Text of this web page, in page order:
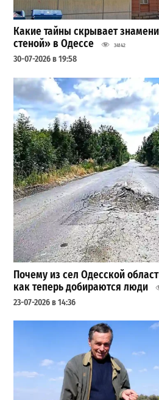
Какие тайны скрывает
стеной» в Одессе
34142
30-07-2026 в 19:58
Почему из сел Одесской
как теперь добираются люди
23-07-2026 в 14:36